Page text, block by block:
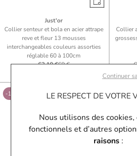
Continuer
LE RESPECT DE VOTRE
Nous utilisons des cookies,
fonctionnels et d’autres
raisons:
Just'or
Collier senteur et bola en acier attrape
reve et fleur 13 mousses
interchangeables couleurs assorties
réglable 60 à 100cm
62,10 €69 €
Collier
-10% -10%